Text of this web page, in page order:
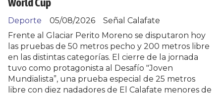
Señal Calafate
Deporte
05/08/2026
Frente al Glaciar Perito Moreno se disputaron hoy
las pruebas de 50 metros pecho y 200 metros libre
en las distintas categorías. El cierre de la jornada
tuvo como protagonista al Desafío "Joven
Mundialista”, una prueba especial de 25 metros
libre con diez nadadores de El Calafate menores de